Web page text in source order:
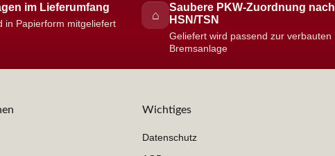
im Lieferumfang
in Papierform mitgeliefert
⌂
Saubere PKW-Zuordnung nach
HSN/TSN
Geliefert wird passend zur verbauten
Bremsanlage
Wichtiges
Datenschutz